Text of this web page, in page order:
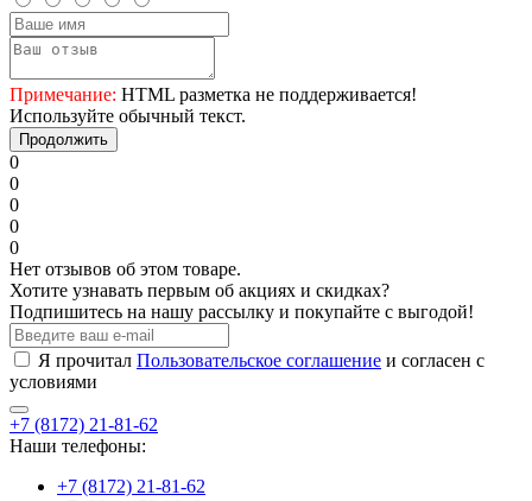
Примечание: HTML разметка не поддерживается!
Используйте обычный текст.
Продолжить
0
0
0
0
0
Нет отзывов об этом товаре.
Хотите узнавать первым об акциях и скидках?
Подпишитесь на нашу рассылку и покупайте с выгодой!
Я прочитал Пользовательское соглашение и согласен с
условиями
+7 (8172) 21-81-62
Наши телефоны:
+7 (8172) 21-81-62